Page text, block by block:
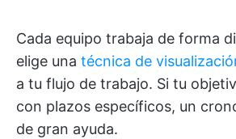
Cada equipo trabaja de forma
elige una técnica de
a tu flujo de trabajo. Si tu
con plazos específicos, un
de gran ayuda.